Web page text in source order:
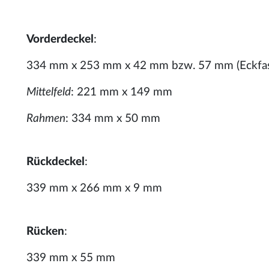
Vorderdeckel :
334 mm x 253 mm x 42 mm bzw. 57 mm
Mittelfeld: 221 mm x 149 mm
Rahmen: 334 mm x 50 mm
Rückdeckel :
339 mm x 266 mm x 9 mm
Rücken:
339 mm x 55 mm